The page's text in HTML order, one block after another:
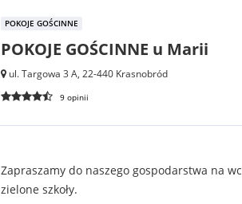
POKOJE GOŚCINNE
POKOJE GOŚCINNE u Marii
ul. Targowa 3 A, 22-440 Krasnobród
9 opinii
Zapraszamy do naszego gospodarstwa na
zielone szkoły.